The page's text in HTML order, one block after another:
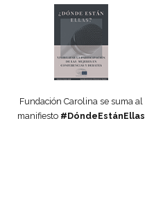
Fundación Carolina se suma al
manifiesto #DóndeEstánEllas